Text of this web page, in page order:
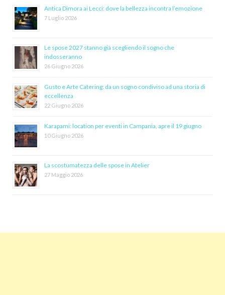
Antica Dimora ai Lecci: dove la bellezza incontra l’emozione
7 Luglio 2026
Le spose 2027 stanno già scegliendo il sogno che
indosseranno
26 Giugno 2026
Gusto e Arte Catering: da un sogno condiviso ad una storia di
eccellenza
22 Giugno 2026
Karapami: location per eventi in Campania, apre il 19 giugno
10 Giugno 2026
La scostumatezza delle spose in Atelier
27 Maggio 2026